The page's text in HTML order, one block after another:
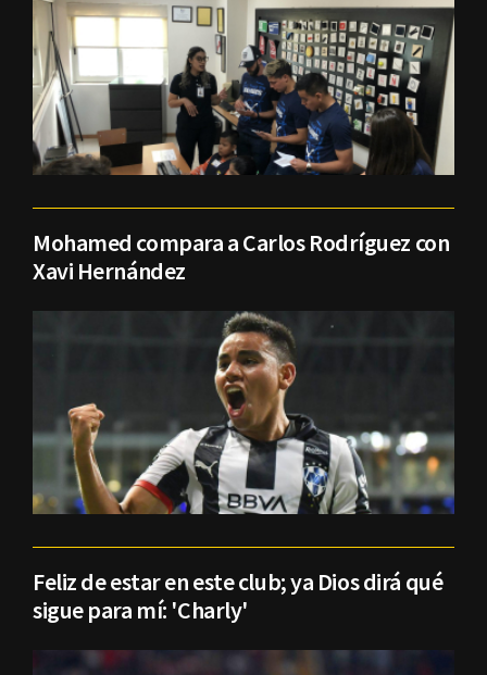
Mohamed compara a Carlos Rodríguez con
Xavi Hernández
Feliz de estar en este club; ya Dios dirá qué
sigue para mí: 'Charly'